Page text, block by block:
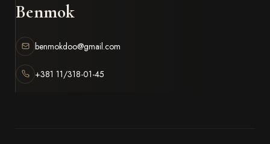
Benmok
benmokdoo@gmail.com
+381 11/318-01-45